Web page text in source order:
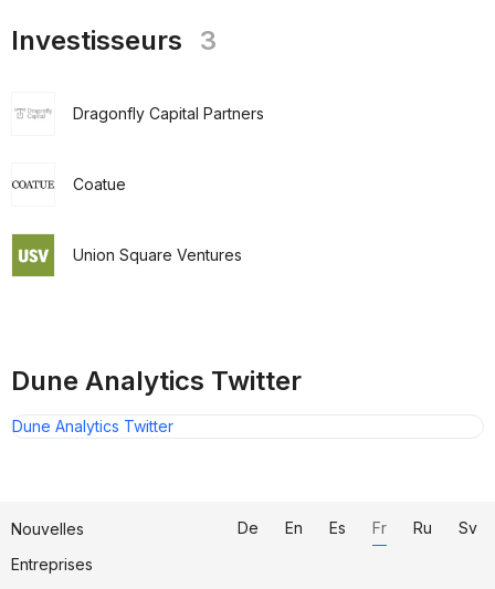
Investisseurs 3
Dragonfly Capital Partners
Coatue
Union Square Ventures
Dune Analytics Twitter
Dune Analytics Twitter
Nouvelles
Entreprises
De En Es Fr Ru Sv